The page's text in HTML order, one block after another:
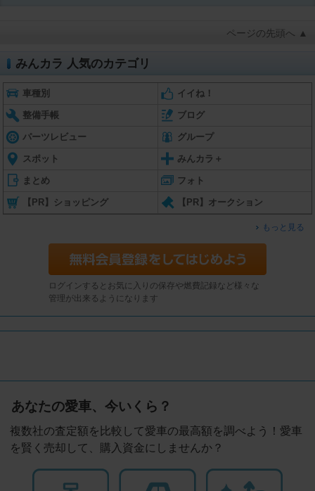
ページの先頭へ ▲
みんカラ 人気のカテゴリ
車種別 イイね！
整備手帳 ブログ
パーツレビュー グループ
スポット みんカラ＋
まとめ フォト
【PR】ショッピング 【PR】オークション
もっと見る
ログインするとお気に入りの保存や燃費記録など様々な
管理が出来るようになります
あなたの愛車、今いくら？
複数社の査定額を比較して愛車の最高額を調べよう！愛車
を賢く売却して、購入資金にしませんか？